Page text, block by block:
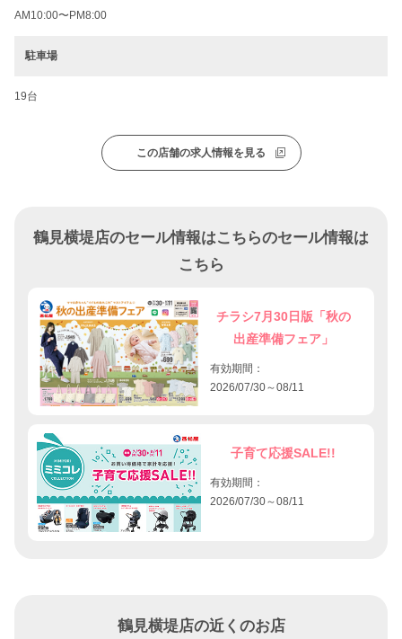
AM10:00〜PM8:00
駐車場
19台
この店舗の求人情報を見る
鶴見横堤店のセール情報はこちらのセール情報は
こちら
チラシ7月30日版「秋の
出産準備フェア」
有効期間：
2026/07/30～08/11
子育て応援SALE!!
有効期間：
2026/07/30～08/11
鶴見横堤店の近くのお店